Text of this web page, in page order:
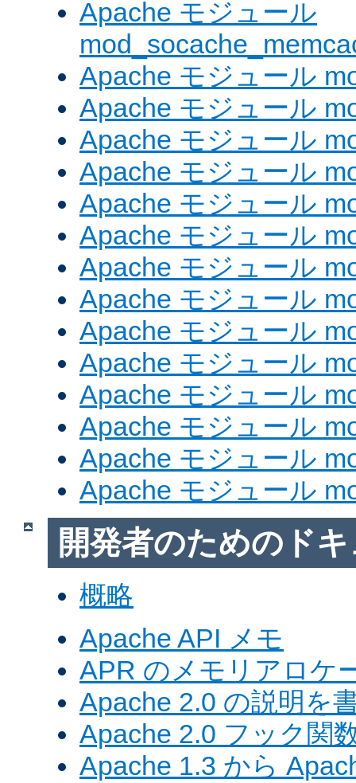
Apache モジュール
Apache モジュール
Apache モジュール
Apache モジュール
Apache モジュール
Apache モジュール
Apache モジュール
Apache モジュール
Apache モジュール
Apache モジュール
Apache モジュール
Apache モジュール
Apache モジュール
Apache モジュール
Apache モジュール
開発者のためのド
概略
Apache API メモ
APR のメモリアロケ
Apache 2.0 の説明を
Apache 2.0 フック関
Apache 1.3 から